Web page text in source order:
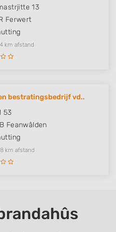
13
Ferwert
km afstand
bestratingsbedrijf vd..
53
Feanwâlden
km afstand